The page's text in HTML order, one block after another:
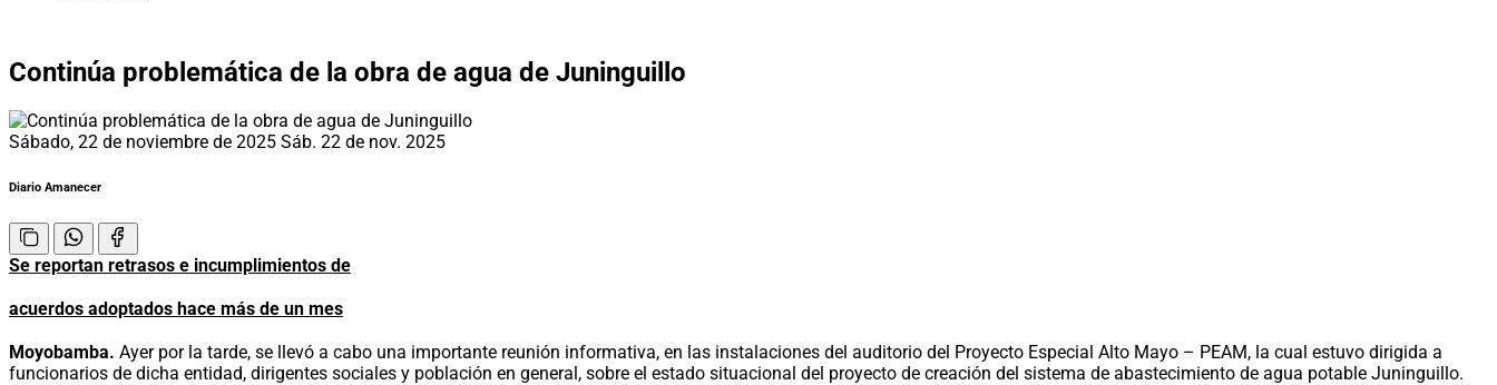
Continúa problemática de la obra de agua de Juninguillo
Sábado, 22 de noviembre de 2025 Sáb. 22 de nov. 2025
Diario Amanecer
Se reportan retrasos e incumplimientos de
acuerdos adoptados hace más de un mes
Moyobamba. Ayer por la tarde, se llevó a cabo una importante reunión informativa, en las instalaciones del auditorio del Proyecto Especial Alto Mayo – PEAM, la cual estuvo dirigida a
funcionarios de dicha entidad, dirigentes sociales y población en general, sobre el estado situacional del proyecto de creación del sistema de abastecimiento de agua potable Juninguillo.